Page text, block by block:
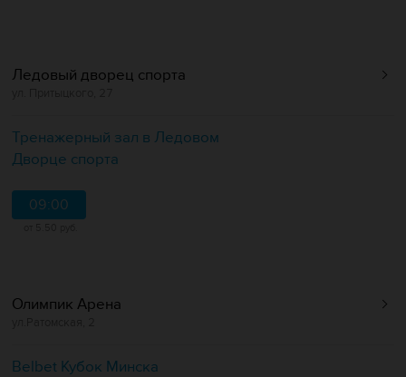
Ледовый дворец спорта
Тренажерный зал в Ледовом
Дворце спорта
09:00
Олимпик Арена
Belbet Кубок Минска